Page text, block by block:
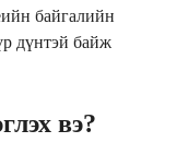
байгалийн
дүнтэй байж
вэ?